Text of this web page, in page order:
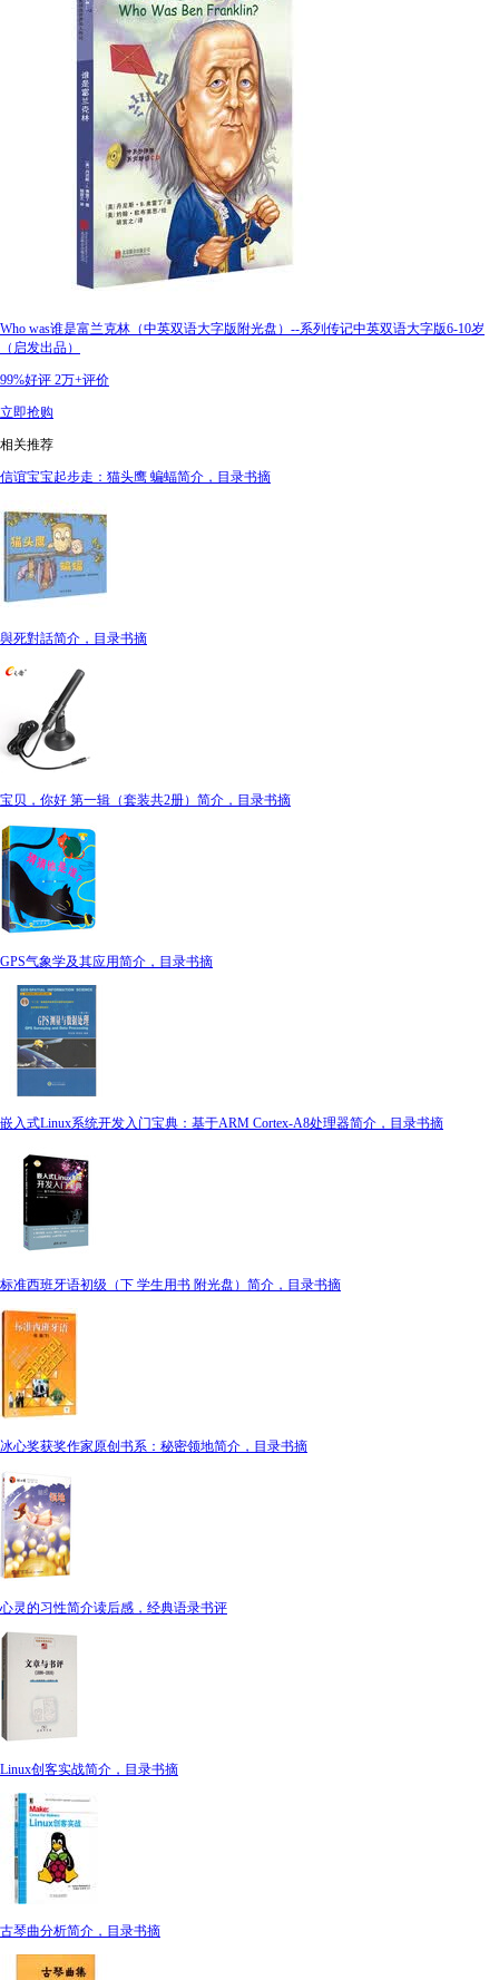
Who was谁是富兰克林（中英双语大字版附光盘）--系列传记中英双语大字版6-10岁
（启发出品）
99%好评 2万+评价
立即抢购
相关推荐
信谊宝宝起步走：猫头鹰 蝙蝠简介，目录书摘
與死對話简介，目录书摘
宝贝，你好 第一辑（套装共2册）简介，目录书摘
GPS气象学及其应用简介，目录书摘
嵌入式Linux系统开发入门宝典：基于ARM Cortex-A8处理器简介，目录书摘
标准西班牙语初级（下 学生用书 附光盘）简介，目录书摘
冰心奖获奖作家原创书系：秘密领地简介，目录书摘
心灵的习性简介读后感，经典语录书评
Linux创客实战简介，目录书摘
古琴曲分析简介，目录书摘